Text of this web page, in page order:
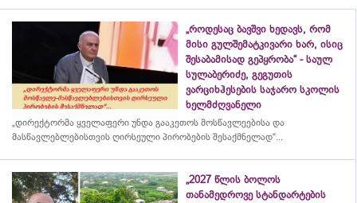
„როდესაც ბავშვი ხედავს, რომ
მისი გულშემატკივარი ხარ, ისიც
შესაბამისად გეპყრობა“ - საულ
სულაბერიძე, გეგუთის
ვარციხჰესების საჯარო სკოლის
ხელმძღვანელი
„დირექტორმა ყველაფერი უნდა გააკეთოს მოსწავლეებისა და
მასწავლებლებისთვის ღირსეული პირობების შესაქმნელად“...
„2027 წლის ბოლოს
თანამედროვე სტანდარტების